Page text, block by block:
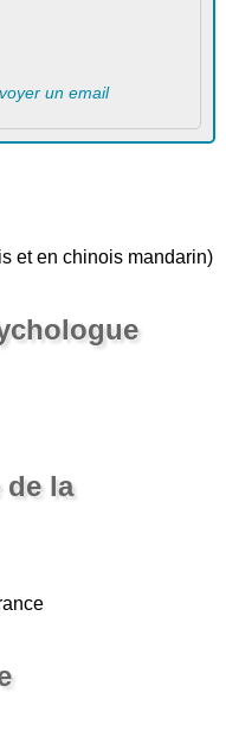
un email
et en chinois mandarin)
de la